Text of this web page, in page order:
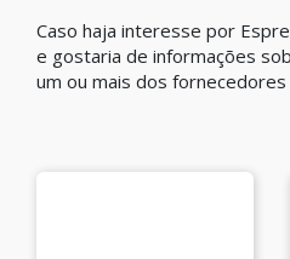
Caso haja interesse por
e gostaria de informações
um ou mais dos fornecedores